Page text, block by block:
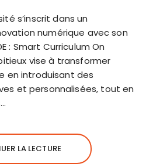
s’inscrit dans un
numérique avec son
: Smart Curriculum On
vise à transformer
en introduisant des
et personnalisées, tout en
LA LECTURE